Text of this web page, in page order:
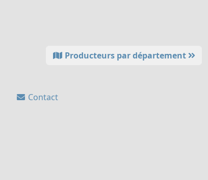
Producteurs par département
Contact